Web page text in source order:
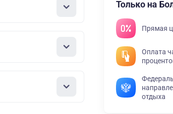
Только на
Прямая
Оплата
отдыха